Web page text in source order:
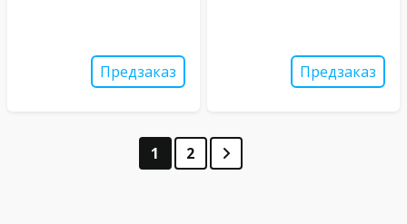
Предзаказ Предзаказ
1 2